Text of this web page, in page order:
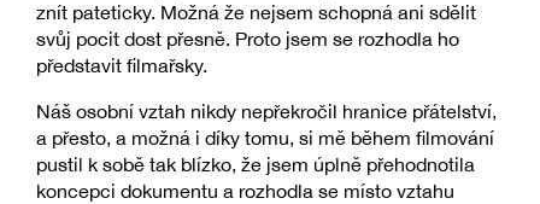
znít pateticky. Možná že nejsem schopná ani sdělit
svůj pocit dost přesně. Proto jsem se rozhodla ho
představit filmařsky.
Náš osobní vztah nikdy nepřekročil hranice přátelství,
a přesto, a možná i díky tomu, si mě během filmování
pustil k sobě tak blízko, že jsem úplně přehodnotila
koncepci dokumentu a rozhodla se místo vztahu